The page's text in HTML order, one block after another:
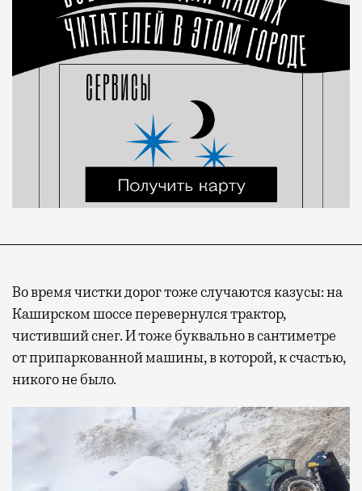
Во время чистки дорог тоже случаются казусы: на
Каширском шоссе перевернулся трактор,
чистивший снег. И тоже буквально в сантиметре
от припаркованной машины, в которой, к счастью,
никого не было.